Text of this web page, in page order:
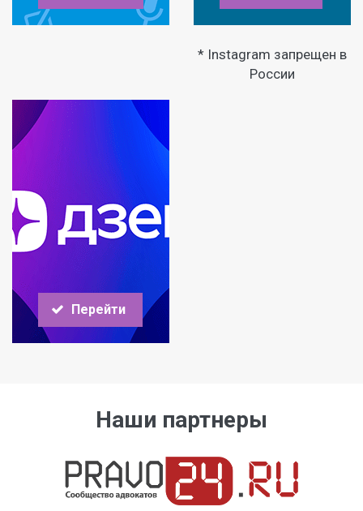
* Instagram запрещен в
России
Перейти
Наши партнеры